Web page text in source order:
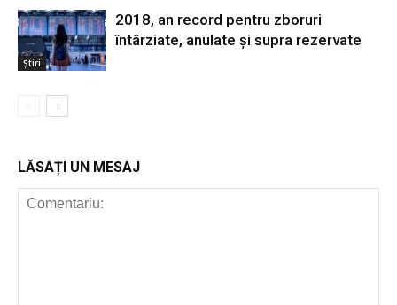
Știri
2018, an record pentru zboruri
întârziate, anulate și supra rezervate
LĂSAȚI UN MESAJ